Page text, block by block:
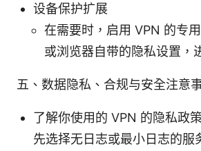
设备保护扩展
在需要时，启用 VPN 的专
或浏览器自带的隐私设置，
五、数据隐私、合规与安全注意
了解你使用的 VPN 的隐私政
先选择无日志或最小日志的服